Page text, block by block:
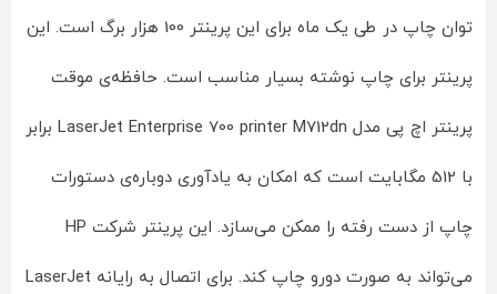
توان چاپ در طی یک ماه برای این پرینتر 100 هزار برگ است. این
پرینتر برای چاپ نوشته بسیار مناسب است. حافظه‌ی موقت
پرینتر اچ پی مدل LaserJet Enterprise 700 printer M712dn برابر
با 512 مگابایت است که امکان به یادآوری دوباره‌ی دستورات
چاپ از دست رفته را ممکن می‌سازد. این پرینتر شرکت HP
می‌تواند به صورت دورو چاپ کند. برای اتصال به رایانه LaserJet